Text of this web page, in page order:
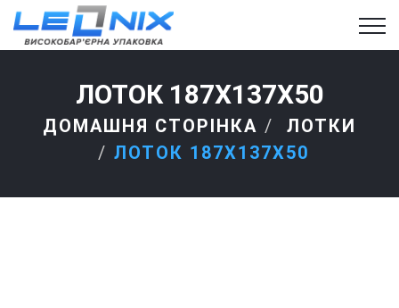
ЛОТОК 187Х137Х50
ДОМАШНЯ СТОРІНКА
ЛОТКИ
ЛОТОК 187Х137Х50